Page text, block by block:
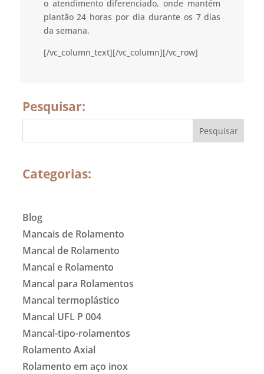
o atendimento diferenciado, onde mantém
plantão 24 horas por dia durante os 7 dias
da semana.
[/vc_column_text][/vc_column][/vc_row]
Pesquisar:
Categorias:
Blog
Mancais de Rolamento
Mancal de Rolamento
Mancal e Rolamento
Mancal para Rolamentos
Mancal termoplástico
Mancal UFL P 004
Mancal-tipo-rolamentos
Rolamento Axial
Rolamento em aço inox